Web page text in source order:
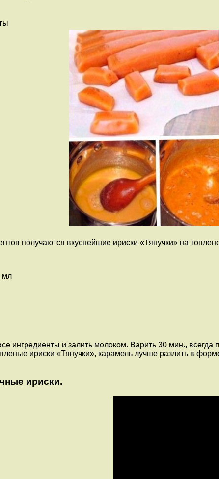
получаются вкуснейшие ириски «Тянучки» на
мл
ингредиенты и залить молоком. Варить 30 мин.,
ириски «Тянучки», карамель лучше разлить в
ириски.